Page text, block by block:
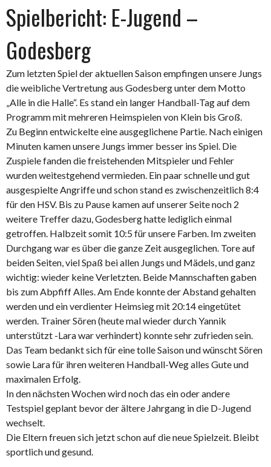
Spielbericht: E-Jugend –
Godesberg
Zum letzten Spiel der aktuellen Saison empfingen unsere Jungs
die weibliche Vertretung aus Godesberg unter dem Motto
„Alle in die Halle“. Es stand ein langer Handball-Tag auf dem
Programm mit mehreren Heimspielen von Klein bis Groß.
Zu Beginn entwickelte eine ausgeglichene Partie. Nach einigen
Minuten kamen unsere Jungs immer besser ins Spiel. Die
Zuspiele fanden die freistehenden Mitspieler und Fehler
wurden weitestgehend vermieden. Ein paar schnelle und gut
ausgespielte Angriffe und schon stand es zwischenzeitlich 8:4
für den HSV. Bis zu Pause kamen auf unserer Seite noch 2
weitere Treffer dazu, Godesberg hatte lediglich einmal
getroffen. Halbzeit somit 10:5 für unsere Farben. Im zweiten
Durchgang war es über die ganze Zeit ausgeglichen. Tore auf
beiden Seiten, viel Spaß bei allen Jungs und Mädels, und ganz
wichtig: wieder keine Verletzten. Beide Mannschaften gaben
bis zum Abpfiff Alles. Am Ende konnte der Abstand gehalten
werden und ein verdienter Heimsieg mit 20:14 eingetütet
werden. Trainer Sören (heute mal wieder durch Yannik
unterstützt -Lara war verhindert) konnte sehr zufrieden sein.
Das Team bedankt sich für eine tolle Saison und wünscht Sören
sowie Lara für ihren weiteren Handball-Weg alles Gute und
maximalen Erfolg.
In den nächsten Wochen wird noch das ein oder andere
Testspiel geplant bevor der ältere Jahrgang in die D-Jugend
wechselt.
Die Eltern freuen sich jetzt schon auf die neue Spielzeit. Bleibt
sportlich und gesund.